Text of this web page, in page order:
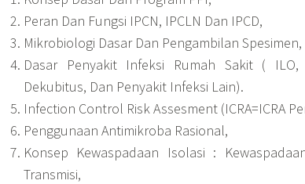
Peran Dan Fungsi IPCN, IPCLN Dan IPCD,
Mikrobiologi Dasar Dan Pengambilan Spesimen,
Dasar Penyakit Infeksi Rumah Sakit ( ILO,
Dekubitus, Dan Penyakit Infeksi Lain).
Infection Control Risk Assesment (ICRA=ICRA
Penggunaan Antimikroba Rasional,
Konsep Kewaspadaan Isolasi :
Transmisi,